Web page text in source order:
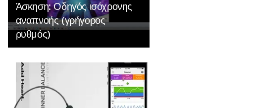
Άσκηση: Οδηγός ισόχρονης
αναπνοής (γρήγορος
ρυθμός)